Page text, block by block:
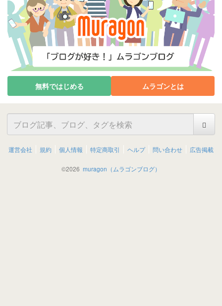
無料ではじめる ムラゴンとは
運営会社 規約 個人情報 特定商取引 ヘルプ 問い合わせ 広告掲載
©2026 muragon（ムラゴンブログ）